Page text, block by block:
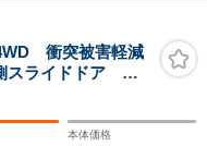
衝突被害軽減
スライドドア パ
エアコン オー
ングストップ
本体価格